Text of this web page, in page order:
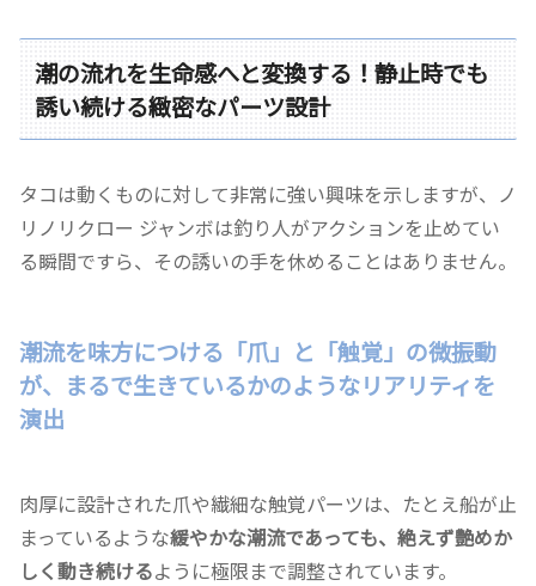
潮の流れを生命感へと変換する！静止時でも
誘い続ける緻密なパーツ設計
タコは動くものに対して非常に強い興味を示しますが、ノ
リノリクロー ジャンボは釣り人がアクションを止めてい
る瞬間ですら、その誘いの手を休めることはありません。
潮流を味方につける「爪」と「触覚」の微振動
が、まるで生きているかのようなリアリティを
演出
肉厚に設計された爪や繊細な触覚パーツは、たとえ船が止
まっているような緩やかな潮流であっても、絶えず艶めか
しく動き続けるように極限まで調整されています。